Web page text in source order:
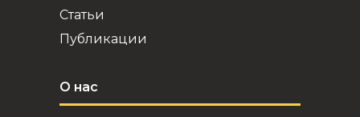
Статьи
Публикации
О нас